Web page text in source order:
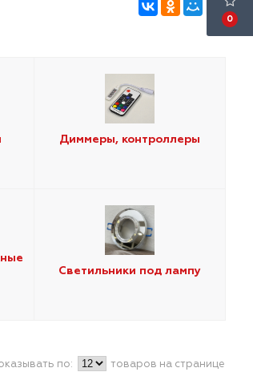
0
Диммеры, контроллеры
Светильники под лампу
по: товаров на странице